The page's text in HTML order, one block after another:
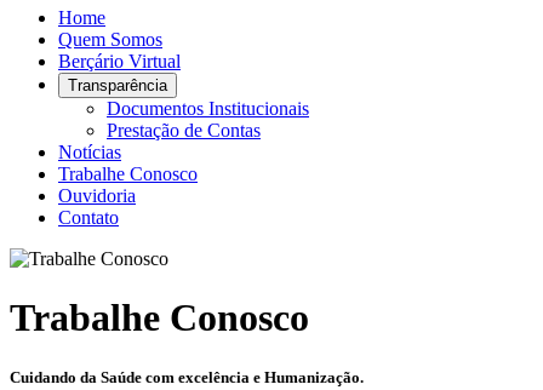
Home
Quem Somos
Berçário Virtual
Transparência
Documentos Institucionais
Prestação de Contas
Notícias
Trabalhe Conosco
Ouvidoria
Contato
Trabalhe Conosco
Cuidando da Saúde com excelência e Humanização.